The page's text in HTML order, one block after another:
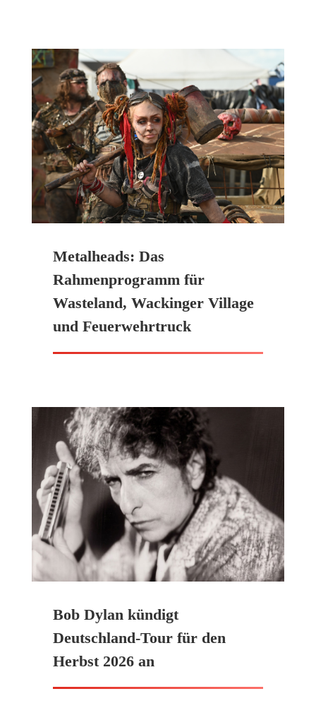
Metalheads: Das
Rahmenprogramm für
Wasteland, Wackinger Village
und Feuerwehrtruck
Bob Dylan kündigt
Deutschland-Tour für den
Herbst 2026 an